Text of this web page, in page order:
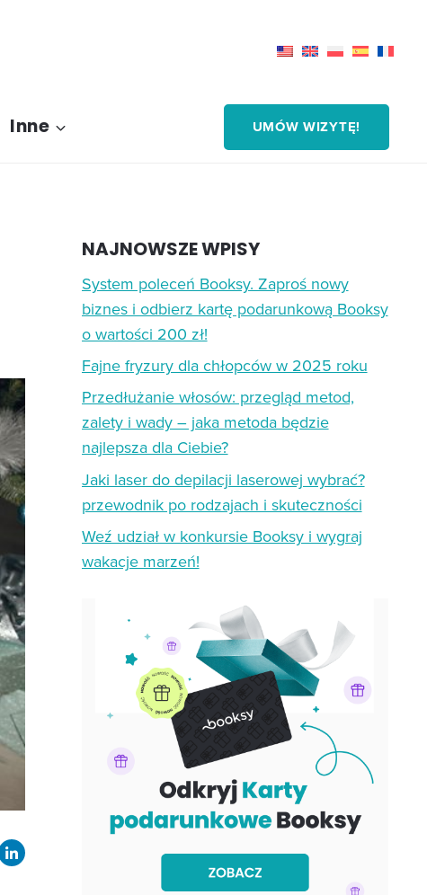
Inne UMÓW WIZYTĘ!
NAJNOWSZE WPISY
System poleceń Booksy. Zaproś nowy
biznes i odbierz kartę podarunkową Booksy
o wartości 200 zł!
Fajne fryzury dla chłopców w 2025 roku
Przedłużanie włosów: przegląd metod,
zalety i wady – jaka metoda będzie
najlepsza dla Ciebie?
Jaki laser do depilacji laserowej wybrać?
przewodnik po rodzajach i skuteczności
Weź udział w konkursie Booksy i wygraj
wakacje marzeń!